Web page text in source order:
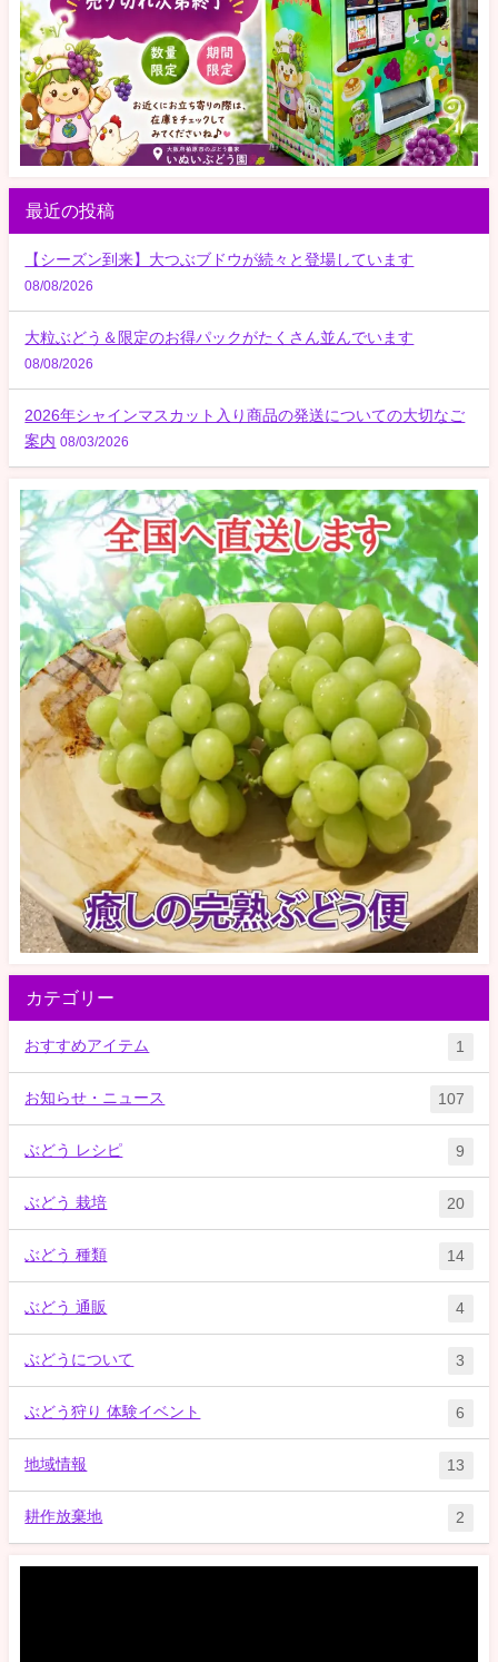
最近の投稿
【シーズン到来】大つぶブドウが続々と登場しています
08/08/2026
大粒ぶどう＆限定のお得パックがたくさん並んでいます
08/08/2026
2026年シャインマスカット入り商品の発送についての大切なご
案内 08/03/2026
カテゴリー
おすすめアイテム 1
お知らせ・ニュース 107
ぶどう レシピ 9
ぶどう 栽培 20
ぶどう 種類 14
ぶどう 通販 4
ぶどうについて 3
ぶどう狩り 体験イベント 6
地域情報 13
耕作放棄地 2